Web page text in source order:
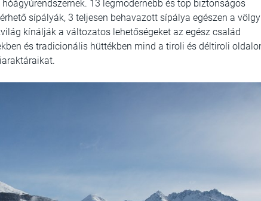
13 legmodernebb és top biztonságos
sípályák, 3 teljesen behavazott sípálya egészen a
kínálják a változatos lehetőségeket az egész család
és tradicionális hüttékben mind a tiroli és déltiroli